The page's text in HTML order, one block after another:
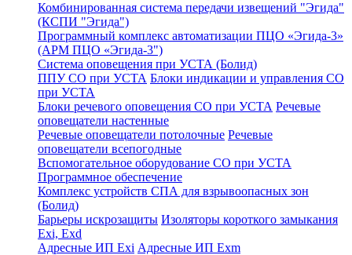
Комбинированная система передачи извещений "Эгида"
(КСПИ "Эгида")
Программный комплекс автоматизации ПЦО «Эгида-3»
(АРМ ПЦО «Эгида-3")
Система оповещения при УСТА (Болид)
ППУ СО при УСТА Блоки индикации и управления СО
при УСТА
Блоки речевого оповещения СО при УСТА Речевые
оповещатели настенные
Речевые оповещатели потолочные Речевые
оповещатели всепогодные
Вспомогательное оборудование СО при УСТА
Программное обеспечение
Комплекс устройств СПА для взрывоопасных зон
(Болид)
Барьеры искрозащиты Изоляторы короткого замыкания
Exi, Exd
Адресные ИП Exi Адресные ИП Exm